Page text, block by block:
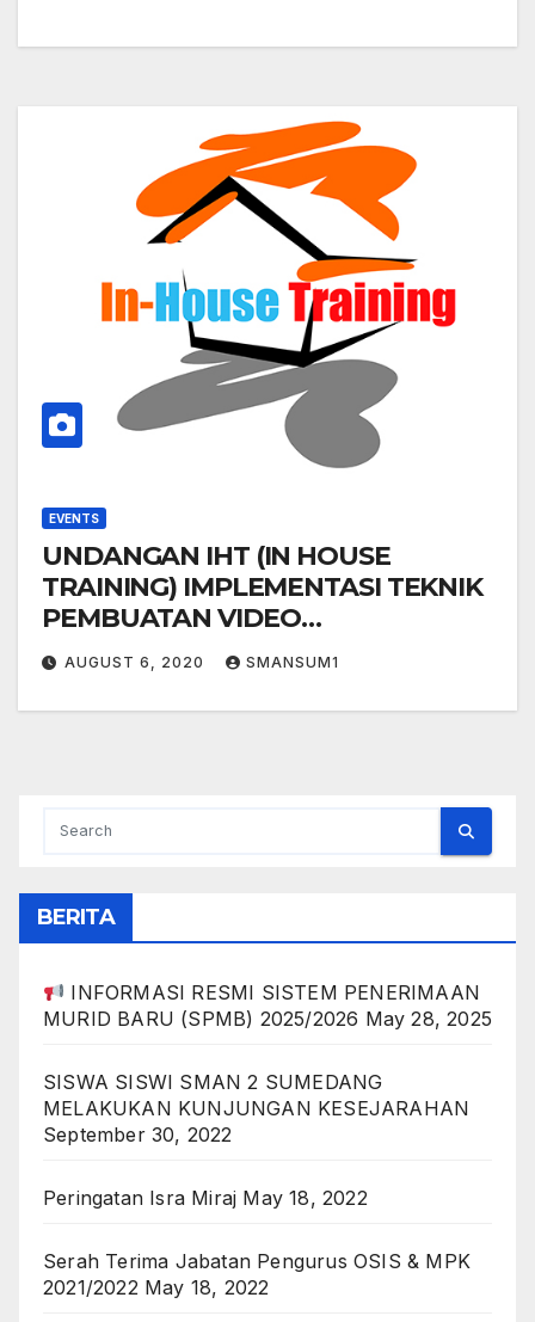
EVENTS
UNDANGAN IHT (IN HOUSE
TRAINING) IMPLEMENTASI TEKNIK
PEMBUATAN VIDEO
PEMBELAJARAN DAN SOSIALISASI
E-RAPORT
AUGUST 6, 2020 SMANSUM1
BERITA
INFORMASI RESMI SISTEM PENERIMAAN
MURID BARU (SPMB) 2025/2026 May 28, 2025
SISWA SISWI SMAN 2 SUMEDANG
MELAKUKAN KUNJUNGAN KESEJARAHAN
September 30, 2022
Peringatan Isra Miraj May 18, 2022
Serah Terima Jabatan Pengurus OSIS & MPK
2021/2022 May 18, 2022